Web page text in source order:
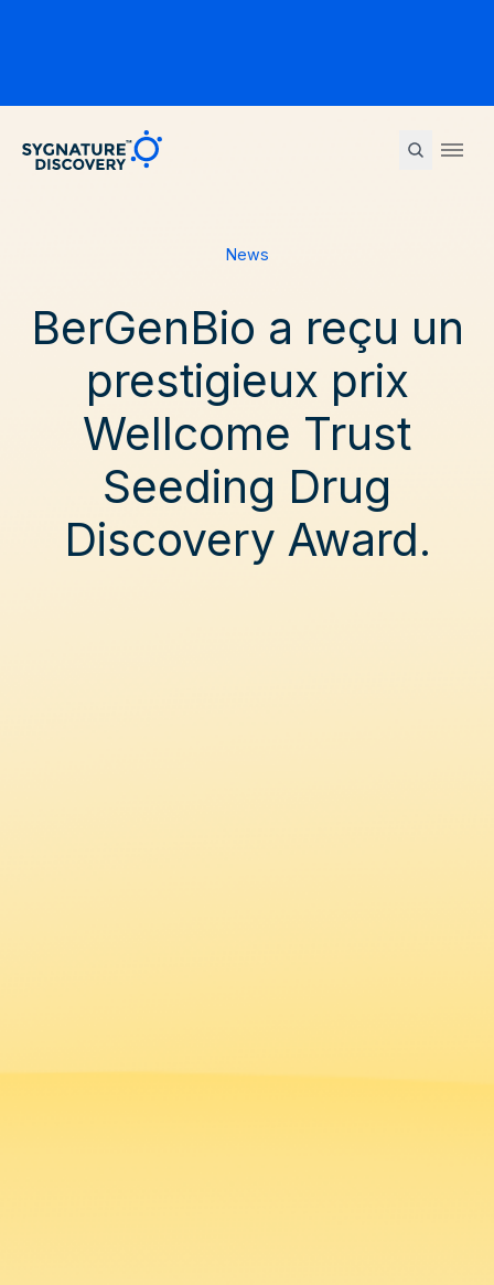
Sygnature
News
BerGenBio a reçu un
prestigieux prix
Wellcome Trust
Seeding Drug
Discovery Award.